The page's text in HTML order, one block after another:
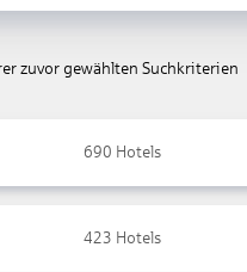
zuvor gewählten Suchkriterien
690 Hotels
423 Hotels